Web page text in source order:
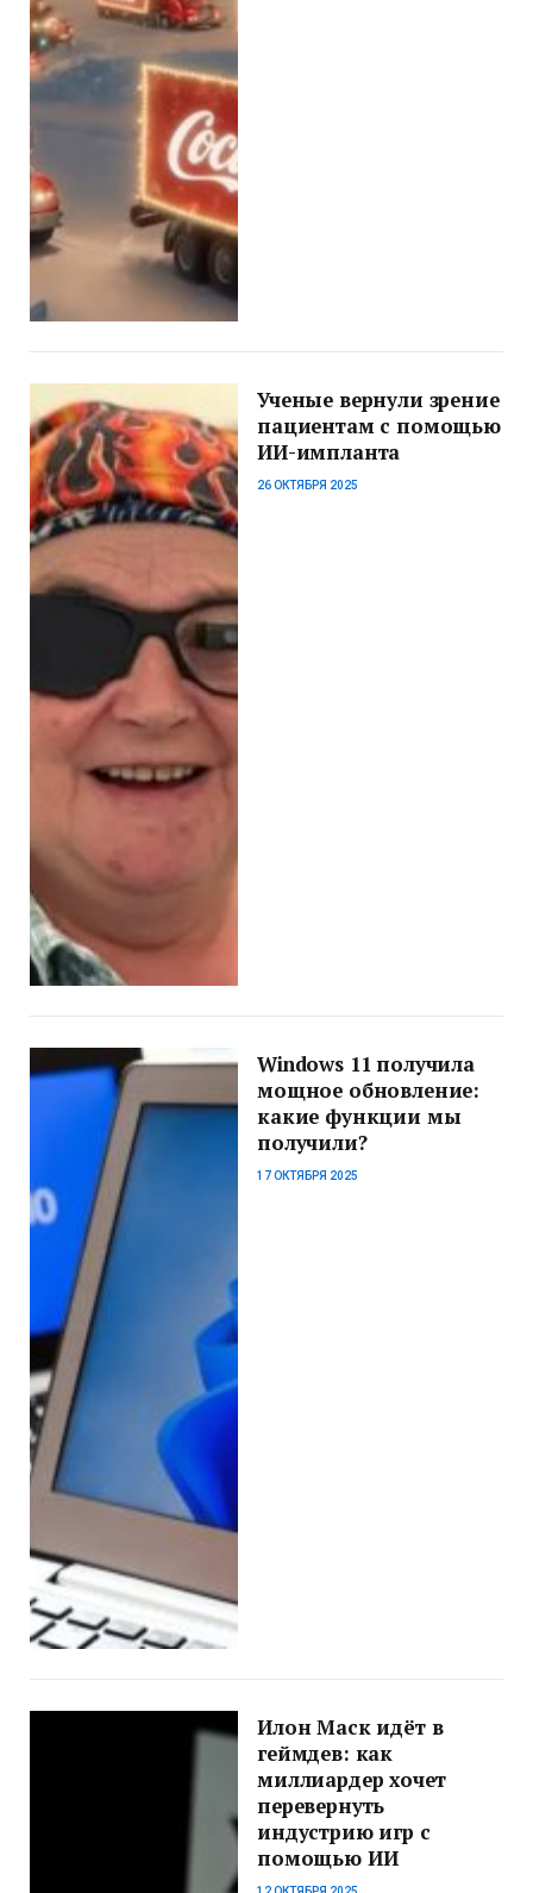
Ученые вернули зрение
пациентам с помощью
ИИ-импланта
26 ОКТЯБРЯ 2025
Windows 11 получила
мощное обновление:
какие функции мы
получили?
17 ОКТЯБРЯ 2025
Илон Маск идёт в
геймдев: как
миллиардер хочет
перевернуть
индустрию игр с
помощью ИИ